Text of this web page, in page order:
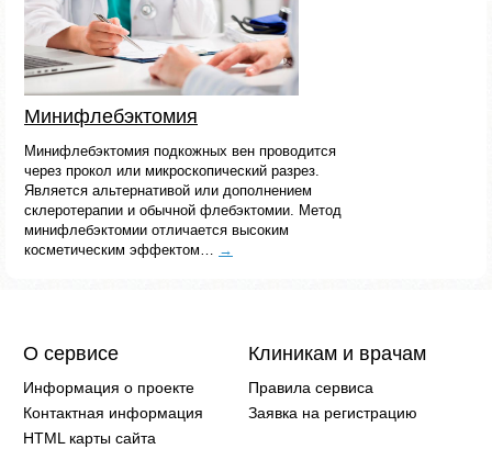
Минифлебэктомия
Минифлебэктомия подкожных вен проводится
через прокол или микроскопический разрез.
Является альтернативой или дополнением
склеротерапии и обычной флебэктомии. Метод
минифлебэктомии отличается высоким
косметическим эффектом… →
О сервисе
Информация о проекте
Контактная информация
HTML карты сайта
Клиникам и врачам
Правила сервиса
Заявка на регистрацию